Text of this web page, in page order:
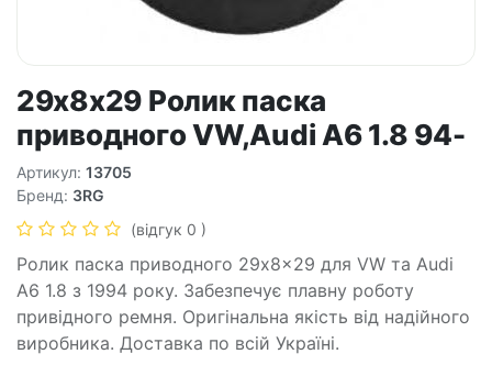
29x8x29 Ролик паска
приводного VW,Audi A6 1.8 94-
Артикул: 13705
Бренд: 3RG
(відгук 0 )
Ролик паска приводного 29x8x29 для VW та Audi
A6 1.8 з 1994 року. Забезпечує плавну роботу
привідного ремня. Оригінальна якість від надійного
виробника. Доставка по всій Україні.